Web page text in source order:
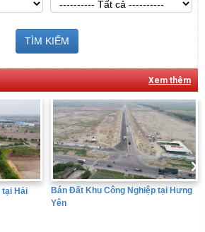
TÌM KIẾM
Xem thêm
tại Hải
Bán Đất Khu Công Nghiệp tại Hưng
Yên